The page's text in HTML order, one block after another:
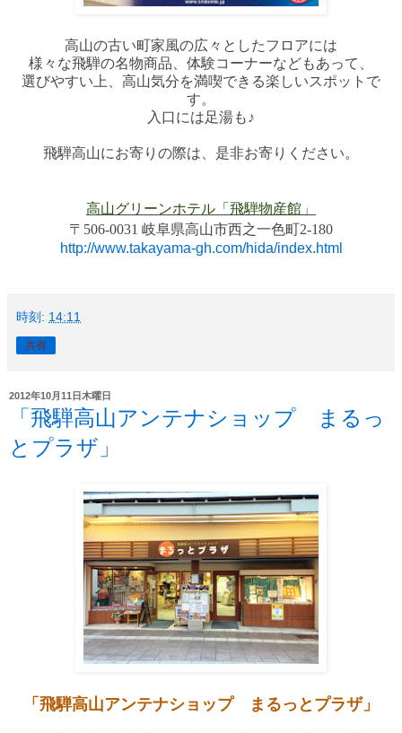
高山の古い町家風の広々としたフロアには
様々な飛騨の名物商品、体験コーナーなどもあって、
選びやすい上、高山気分を満喫できる楽しいスポットで
す。
入口には足湯も♪
飛騨高山にお寄りの際は、是非お寄りください。
高山グリーンホテル 「飛騨物産館」
〒506-0031 岐阜県高山市西之一色町2-180
http://www.takayama-gh.com/hida/index.html
時刻: 14:11
共有
2012年10月11日木曜日
「飛騨高山アンテナショップ まるっ
とプラザ」
「飛騨高山アンテナショップ まるっとプラザ」